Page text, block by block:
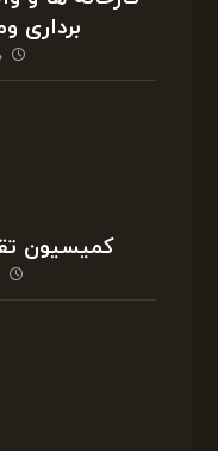
برداری
کمیسیون